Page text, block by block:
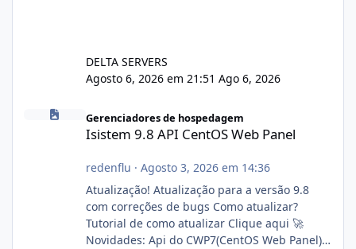
DELTA SERVERS
Agosto 6, 2026 em 21:51 Ago 6, 2026
Isistem 9.8 API CentOS Web Panel
Gerenciadores de hospedagem
Isistem 9.8 API CentOS Web Panel
redenflu · Agosto 3, 2026 em 14:36
Atualização! Atualização para a versão 9.8
com correções de bugs Como atualizar?
Tutorial de como atualizar Clique aqui 🚀
Novidades: Api do CWP7(CentOS Web Panel)